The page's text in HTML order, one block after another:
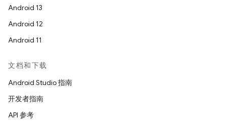
Android 13
Android 12
Android 11
文档和下载
Android Studio 指南
开发者指南
API 参考